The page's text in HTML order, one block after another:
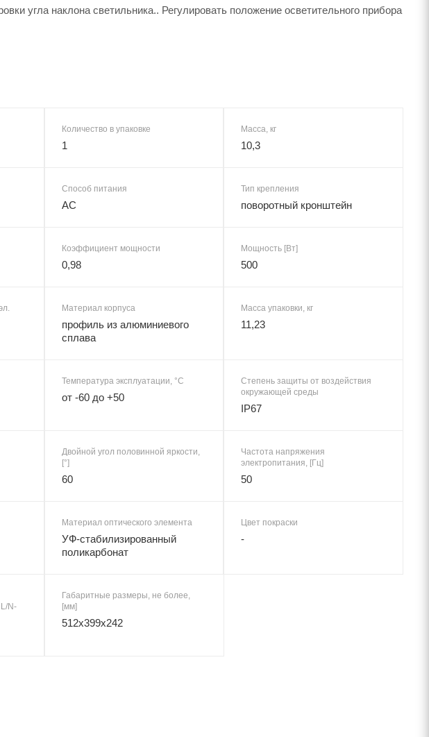
угла наклона светильника.. Регулировать положение осветительного прибора
Количество в упаковке
1
Масса, кг
10,3
Способ питания
AC
Тип крепления
поворотный кронштейн
Коэффициент мощности
0,98
Мощность [Вт]
500
Материал корпуса
профиль из алюминиевого
сплава
Масса упаковки, кг
11,23
Температура эксплуатации, °C
от -60 до +50
Степень защиты от воздействия
окружающей среды
IP67
Двойной угол половинной яркости,
[°]
60
Частота напряжения
электропитания, [Гц]
50
Материал оптического элемента
УФ-стабилизированный
поликарбонат
Цвет покраски
-
N-
Габаритные размеры, не более,
[мм]
512x399x242